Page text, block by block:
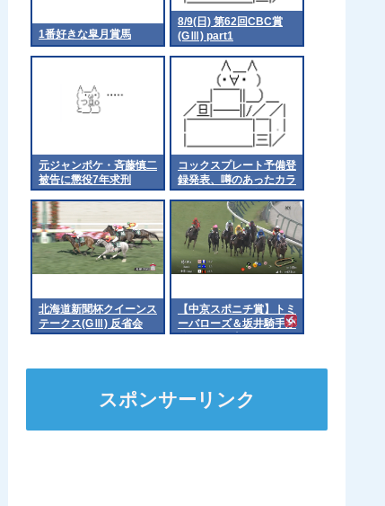
1番好きな皐月賞馬
8/9(日) 第62回CBC賞
(GⅢ) part1
元ジャンポケ・斉藤慎二
被告に懲役7年求刑
コックスプレート予備登
録発表、噂のあったカラ
ンダガンは登録無しで再
来日の可能性高まる
北海道新聞杯クイーンス
テークス(GⅢ) 反省会
【中京スポニチ賞】トミ
ーバローズ＆坂井騎手が
ｷﾀ━━━━(ﾟ
スポンサーリンク